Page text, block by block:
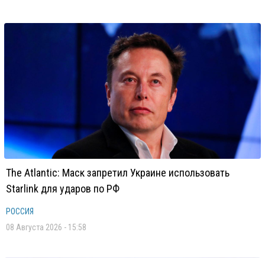
The Atlantic: Маск запретил Украине использовать
Starlink для ударов по РФ
РОССИЯ
08 Августа 2026 - 15:58